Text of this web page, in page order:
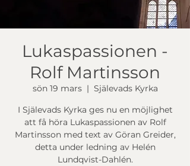
Lukaspassionen -
Rolf Martinsson
sön 19 mars
  |
Själevads Kyrka
I Själevads Kyrka ges nu en möjlighet
att få höra Lukaspassionen av Rolf
Martinsson med text av Göran Greider,
detta under ledning av Helén
Lundqvist-Dahlén.